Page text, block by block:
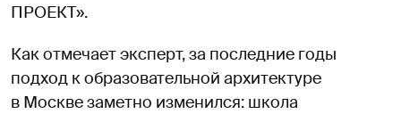
ПРОЕКТ».
Как отмечает эксперт, за последние годы
подход к образовательной архитектуре
в Москве заметно изменился: школа